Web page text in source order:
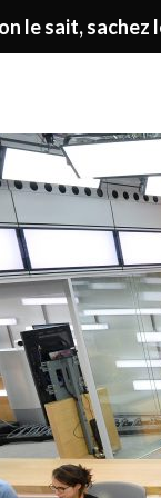
le sait, sachez